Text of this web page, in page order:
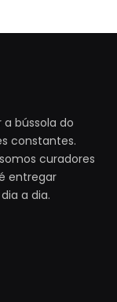
bússola do
constantes.
curadores
entregar
a dia.